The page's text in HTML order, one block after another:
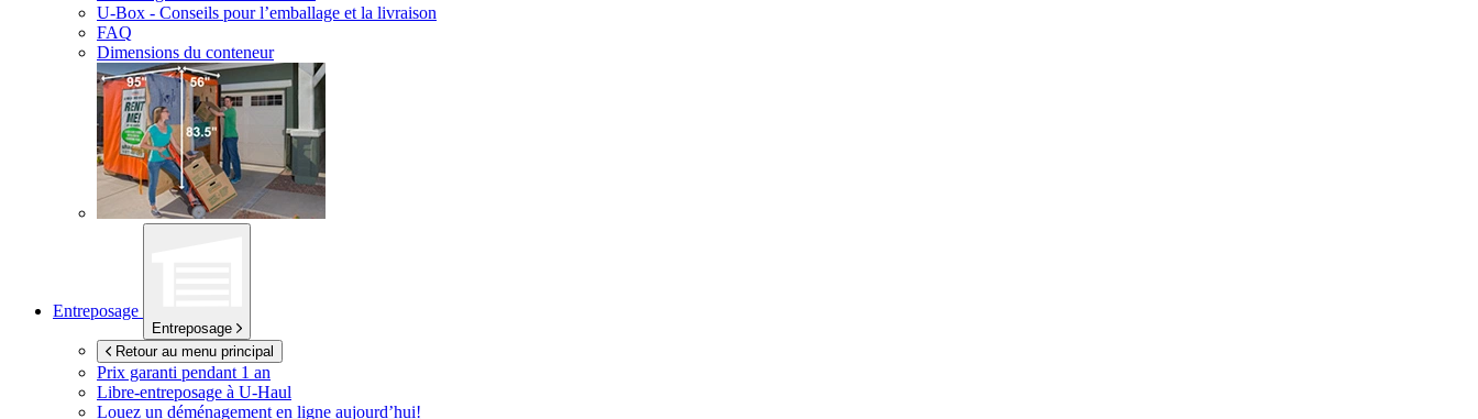
U-Box - Conseils pour l’emballage et la livraison
FAQ
Dimensions du conteneur
Entreposage
Entreposage
Retour au menu principal
Prix garanti pendant 1 an
Libre-entreposage à U-Haul
Louez un déménagement en ligne aujourd’hui!